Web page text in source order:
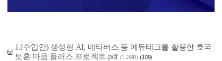
1.(수업안) 생성형 AI, 메타버스 등 에듀테크를 활용한 호국
보훈 마음 플러스 프로젝트.pdf (1.2MB) (109)